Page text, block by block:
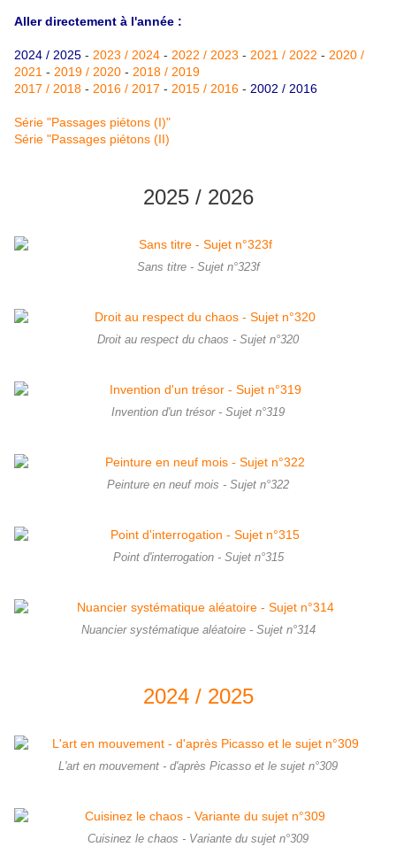
Aller directement à l'année :
2024 / 2025 - 2023 / 2024 - 2022 / 2023 - 2021 / 2022 - 2020 /
2021 - 2019 / 2020 - 2018 / 2019
2017 / 2018 - 2016 / 2017 - 2015 / 2016 - 2002 / 2016
Série "Passages piétons (I)"
Série "Passages piétons (II)
2025 / 2026
Sans titre - Sujet n°323f
Droit au respect du chaos - Sujet n°320
Invention d'un trésor - Sujet n°319
Peinture en neuf mois - Sujet n°322
Point d'interrogation - Sujet n°315
Nuancier systématique aléatoire - Sujet n°314
2024 / 2025
L'art en mouvement - d'après Picasso et le sujet n°309
Cuisinez le chaos - Variante du sujet n°309